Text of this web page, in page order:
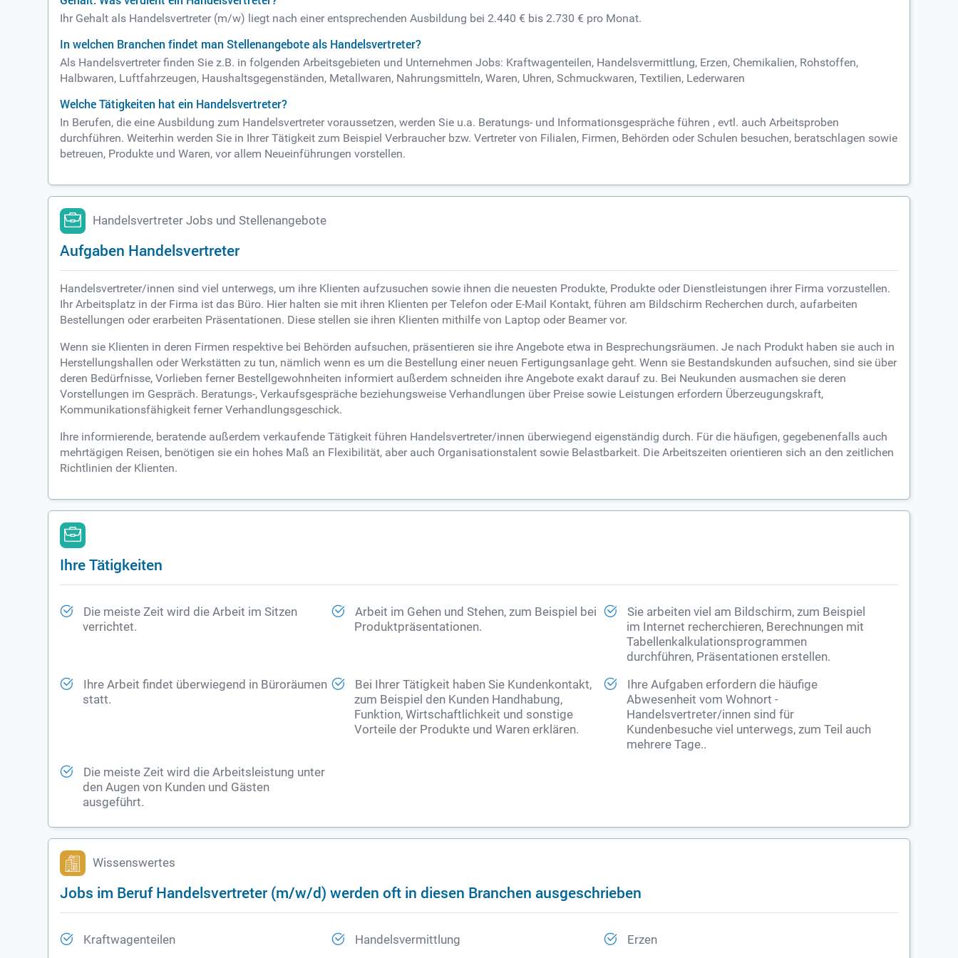
Ihr Gehalt als Handelsvertreter (m/w) liegt nach einer entsprechenden Ausbildung bei 2.440 € bis 2.730 € pro Monat.
In welchen Branchen findet man Stellenangebote als Handelsvertreter?
Als Handelsvertreter finden Sie z.B. in folgenden Arbeitsgebieten und Unternehmen Jobs: Kraftwagenteilen, Handelsvermittlung, Erzen, Chemikalien, Rohstoffen,
Halbwaren, Luftfahrzeugen, Haushaltsgegenständen, Metallwaren, Nahrungsmitteln, Waren, Uhren, Schmuckwaren, Textilien, Lederwaren
Welche Tätigkeiten hat ein Handelsvertreter?
In Berufen, die eine Ausbildung zum Handelsvertreter voraussetzen, werden Sie u.a. Beratungs- und Informationsgespräche führen , evtl. auch Arbeitsproben
durchführen. Weiterhin werden Sie in Ihrer Tätigkeit zum Beispiel Verbraucher bzw. Vertreter von Filialen, Firmen, Behörden oder Schulen besuchen, beratschlagen sowie
betreuen, Produkte und Waren, vor allem Neueinführungen vorstellen.
Handelsvertreter Jobs und Stellenangebote
Aufgaben Handelsvertreter
Handelsvertreter/innen sind viel unterwegs, um ihre Klienten aufzusuchen sowie ihnen die neuesten Produkte, Produkte oder Dienstleistungen ihrer Firma vorzustellen.
Ihr Arbeitsplatz in der Firma ist das Büro. Hier halten sie mit ihren Klienten per Telefon oder E-Mail Kontakt, führen am Bildschirm Recherchen durch, aufarbeiten
Bestellungen oder erarbeiten Präsentationen. Diese stellen sie ihren Klienten mithilfe von Laptop oder Beamer vor.
Wenn sie Klienten in deren Firmen respektive bei Behörden aufsuchen, präsentieren sie ihre Angebote etwa in Besprechungsräumen. Je nach Produkt haben sie auch in
Herstellungshallen oder Werkstätten zu tun, nämlich wenn es um die Bestellung einer neuen Fertigungsanlage geht. Wenn sie Bestandskunden aufsuchen, sind sie über
deren Bedürfnisse, Vorlieben ferner Bestellgewohnheiten informiert außerdem schneiden ihre Angebote exakt darauf zu. Bei Neukunden ausmachen sie deren
Vorstellungen im Gespräch. Beratungs-, Verkaufsgespräche beziehungsweise Verhandlungen über Preise sowie Leistungen erfordern Überzeugungskraft,
Kommunikationsfähigkeit ferner Verhandlungsgeschick.
Ihre informierende, beratende außerdem verkaufende Tätigkeit führen Handelsvertreter/innen überwiegend eigenständig durch. Für die häufigen, gegebenenfalls auch
mehrtägigen Reisen, benötigen sie ein hohes Maß an Flexibilität, aber auch Organisationstalent sowie Belastbarkeit. Die Arbeitszeiten orientieren sich an den zeitlichen
Richtlinien der Klienten.
Ihre Tätigkeiten
Die meiste Zeit wird die Arbeit im Sitzen
verrichtet.
Arbeit im Gehen und Stehen, zum Beispiel bei
Produktpräsentationen.
Sie arbeiten viel am Bildschirm, zum Beispiel
im Internet recherchieren, Berechnungen mit
Tabellenkalkulationsprogrammen
durchführen, Präsentationen erstellen.
Ihre Arbeit findet überwiegend in Büroräumen
statt.
Bei Ihrer Tätigkeit haben Sie Kundenkontakt,
zum Beispiel den Kunden Handhabung,
Funktion, Wirtschaftlichkeit und sonstige
Vorteile der Produkte und Waren erklären.
Ihre Aufgaben erfordern die häufige
Abwesenheit vom Wohnort -
Handelsvertreter/innen sind für
Kundenbesuche viel unterwegs, zum Teil auch
mehrere Tage..
Die meiste Zeit wird die Arbeitsleistung unter
den Augen von Kunden und Gästen
ausgeführt.
Wissenswertes
Jobs im Beruf Handelsvertreter (m/w/d) werden oft in diesen Branchen ausgeschrieben
Kraftwagenteilen Handelsvermittlung Erzen